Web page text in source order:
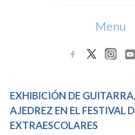
Menu
EXHIBICIÓN DE
AJEDREZ EN EL FESTIVAL
EXTRAESCOLARES